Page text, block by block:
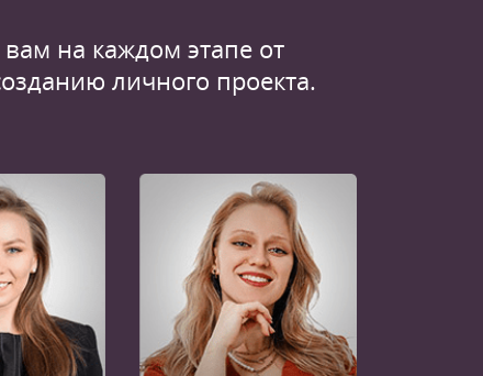
на каждом этапе от
личного проекта.